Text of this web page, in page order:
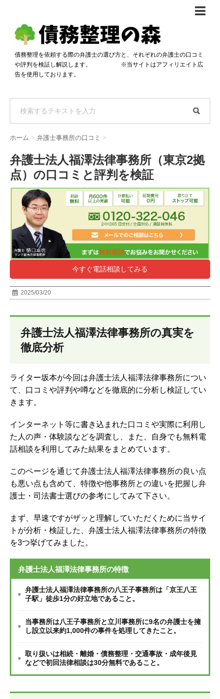
債務整理体験談
おすすめ
料金比較
自己破産・個人再生料金比較
過払い金料金比較
専門家の選び方
料金で選ぶ
着手金無料で選ぶ
24時間年中無休で選ぶ
匿名借金相談
債務整理を依頼する際の弁護士の選び方と、それぞれの弁護士の口コミ
や評判を検証し解説します。 ※当サイトはアフィリエイト広
告を使用しております。
ホーム > 弁護士事務所の口コミ >
弁護士法人福澤法律事務所（東京2拠
点）の口コミと評判を検証
今すぐ電話相談してみる
2025/03/20
弁護士法人福澤法律事務所の真実を
徹底分析
ライター坂本が今回は弁護士法人福澤法律事務所につい
て、口コミや評判や噂などを徹底的に分析し検証してい
きます。
インターネット等に書き込まれた口コミや実際に利用し
た人の声・体験談などを調査し、
また、自身でも無料電
話相談を利用してみた結果をまとめています。
このページを通じて弁護士法人福澤法律事務所の良い点
も悪い点も含めて、特徴や他事務所との違いを把握し弁
護士・司法書士選びの参考にしてみて下さい。
まず、早速ですがザッと理解していただくために当サイ
トが分析・検証した、弁護士法人福澤法律事務所の特徴
を3つ挙げてみました。
弁護士法人福澤法律事務所の特徴
弁護士法人福澤法律事務所の八王子事務所は「京王八王
子駅」徒歩1分の好立地であること。
当事務所は八王子事務所と立川事務所に9名の弁護士を擁
し設立以来約1,000件の事件を処理してきたこと。
取り扱いは相続・離婚・債務整理・交通事故・成年後見
などで初回法律相談は30分無料であること。